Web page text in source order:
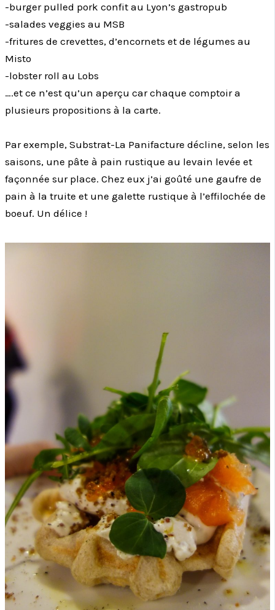
-burger pulled pork confit au Lyon’s gastropub
-salades veggies au MSB
-fritures de crevettes, d’encornets et de légumes au
Misto
-lobster roll au Lobs
….et ce n’est qu’un aperçu car chaque comptoir a
plusieurs propositions à la carte.
Par exemple, Substrat-La Panifacture décline, selon les
saisons, une pâte à pain rustique au levain levée et
façonnée sur place. Chez eux j’ai goûté une gaufre de
pain à la truite et une galette rustique à l’effilochée de
boeuf. Un délice !